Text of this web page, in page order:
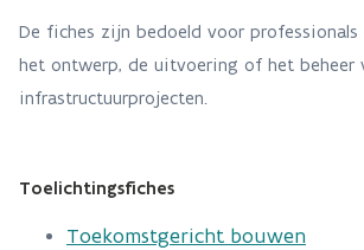
De fiches zijn bedoeld voor
het ontwerp, de uitvoering of het beheer
infrastructuurprojecten.
Toelichtingsfiches
Toekomstgericht bouwen